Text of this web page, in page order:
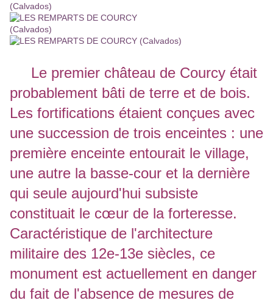
Le premier château de Courcy était
probablement bâti de terre et de bois.
Les fortifications étaient conçues avec
une succession de trois enceintes : une
première enceinte entourait le village,
une autre la basse-cour et la dernière
qui seule aujourd'hui subsiste
constituait le cœur de la forteresse.
Caractéristique de l'architecture
militaire des 12e-13e siècles, ce
monument est actuellement en danger
du fait de l'absence de mesures de